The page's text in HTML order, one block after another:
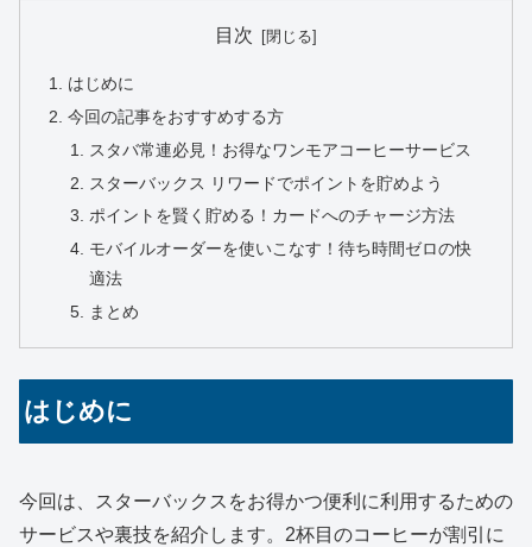
目次
はじめに
今回の記事をおすすめする方
スタバ常連必見！お得なワンモアコーヒーサービス
スターバックス リワードでポイントを貯めよう
ポイントを賢く貯める！カードへのチャージ方法
モバイルオーダーを使いこなす！待ち時間ゼロの快
適法
まとめ
はじめに
今回は、スターバックスをお得かつ便利に利用するための
サービスや裏技を紹介します。2杯目のコーヒーが割引に